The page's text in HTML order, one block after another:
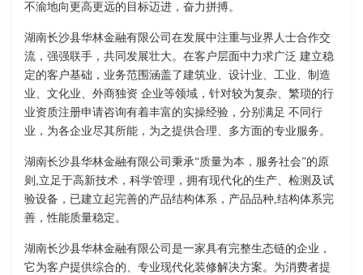
不渝地向更高更远的目标迈进，奋力拼搏。
湖南长沙县华林金融有限公司在发展中注重与业界人士合作交
流，强强联手，共同发展壮大。在客户层面中力求广泛 建立稳
定的客户基础，业务范围涵盖了建筑业、设计业、工业、制造
业、文化业、外商独资 企业等领域，针对较为复杂、繁琐的行
业资质注册申请咨询有着丰富的实操经验，分别满足 不同行
业，为各企业尽其所能，为之提供合理、多方面的专业服务。
湖南长沙县华林金融有限公司秉承“质量为本，服务社会”的原
则,立足于高新技术，科学管理，拥有现代化的生产、检测及试
验设备，已建立起完善的产品结构体系，产品品种,结构体系完
善，性能质量稳定。
湖南长沙县华林金融有限公司是一家具有完整生态链的企业，
它为客户提供综合的、专业现代化装修解决方案。为消费者提